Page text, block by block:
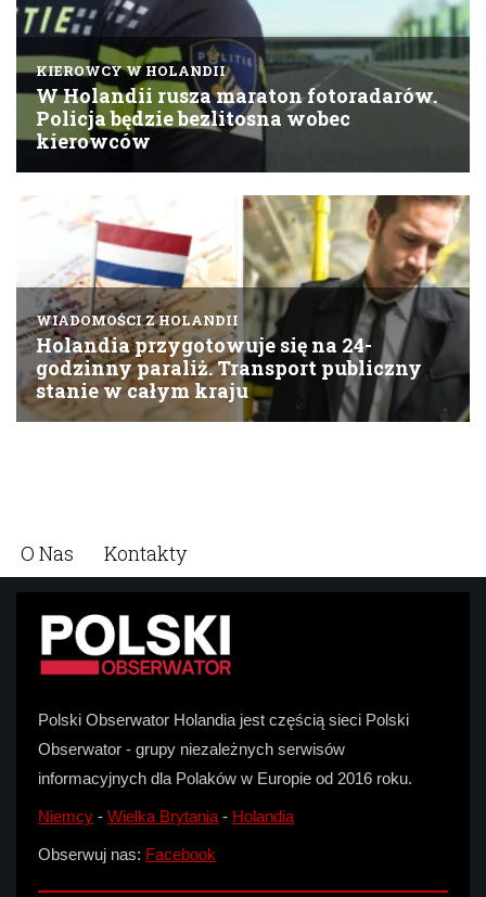
O Nas Kontakty
Polski Obserwator Holandia jest częścią sieci Polski
Obserwator - grupy niezależnych serwisów
informacyjnych dla Polaków w Europie od 2016 roku.
Niemcy - Wielka Brytania - Holandia
Obserwuj nas: Facebook